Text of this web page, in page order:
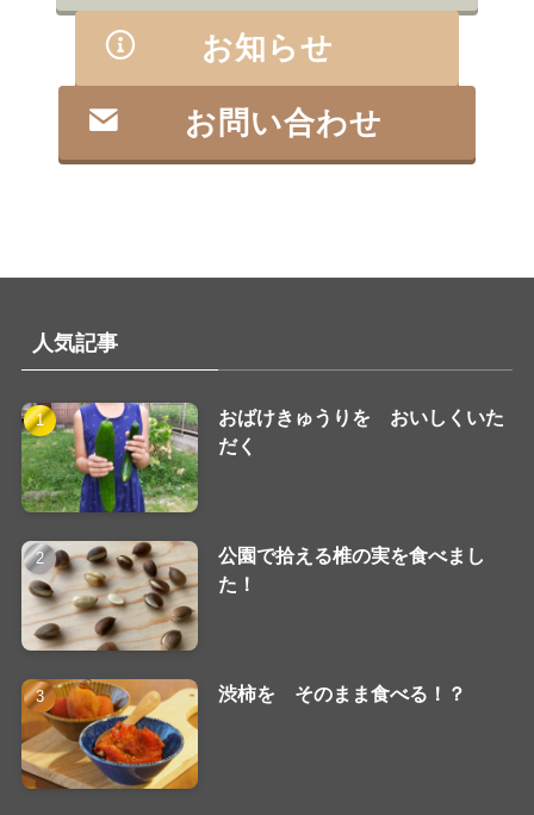
お知らせ
お問い合わせ
人気記事
おばけきゅうりを おいしくいた
だく
公園で拾える椎の実を食べまし
た！
渋柿を そのまま食べる！？